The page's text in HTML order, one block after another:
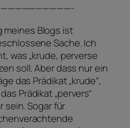
meines Blogs ist
Sache. Ich
was „krude, perverse
soll. Aber dass nur ein
das Prädikat „krude“,
Prädikat „pervers“
sein. Sogar für